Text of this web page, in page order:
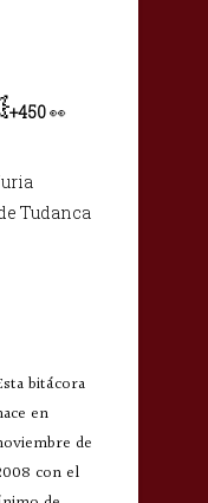
+450👀
Tudanca
bitácora
en
de
con el